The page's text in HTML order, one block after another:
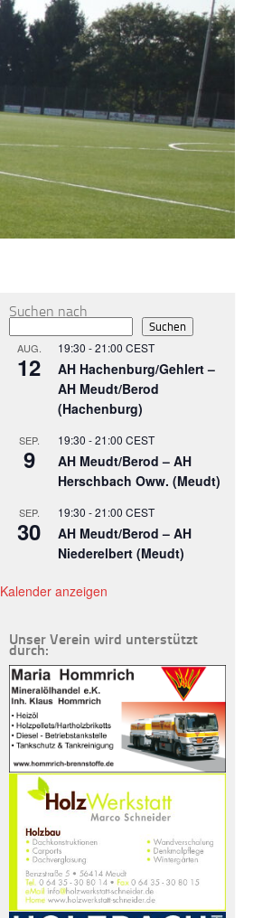
Suchen nach
Suchen
AUG.
12
19:30 -21:00 CEST
AH Hachenburg/Gehlert –
AH Meudt/Berod
(Hachenburg)
SEP.
9
19:30 -21:00 CEST
AH Meudt/Berod – AH
Herschbach Oww. (Meudt)
SEP.
30
19:30 -21:00 CEST
AH Meudt/Berod – AH
Niederelbert (Meudt)
Kalender anzeigen
Unser Verein wird unterstützt
durch: